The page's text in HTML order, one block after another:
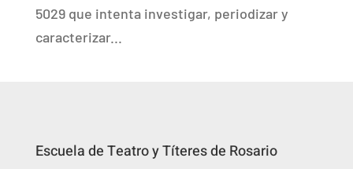
5029 que intenta investigar, periodizar y
caracterizar...
Escuela de Teatro y Títeres de Rosario